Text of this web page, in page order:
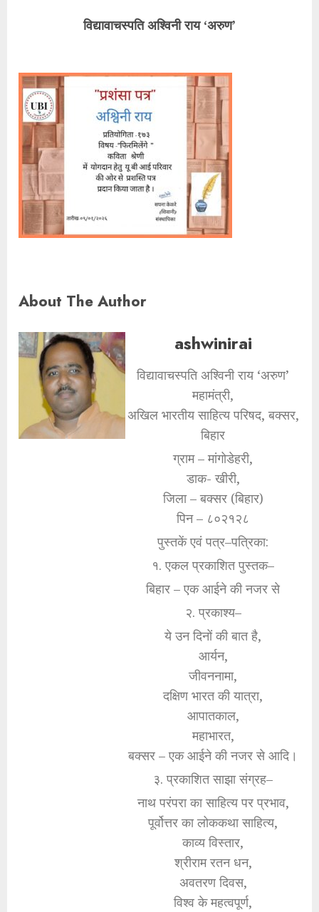
विद्यावाचस्पति अश्विनी राय ‘अरुण’
About The Author
ashwinirai
विद्यावाचस्पति अश्विनी राय ‘अरुण’
महामंत्री,
अखिल भारतीय साहित्य परिषद, बक्सर,
बिहार
ग्राम – मांगोडेहरी,
डाक- खीरी,
जिला – बक्सर (बिहार)
पिन – ८०२१२८
पुस्तकें एवं पत्र–पत्रिका:
१. एकल प्रकाशित पुस्तक–
बिहार – एक आईने की नजर से
२. प्रकाश्य–
ये उन दिनों की बात है,
आर्यन,
जीवननामा,
दक्षिण भारत की यात्रा,
आपातकाल,
महाभारत,
बक्सर – एक आईने की नजर से आदि।
३. प्रकाशित साझा संग्रह–
नाथ परंपरा का साहित्य पर प्रभाव,
पूर्वोत्तर का लोककथा साहित्य,
काव्य विस्तार,
श्रीराम रतन धन,
अवतरण दिवस,
विश्व के महत्वपूर्ण,